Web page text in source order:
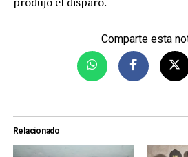
Comparte esta
Relacionado